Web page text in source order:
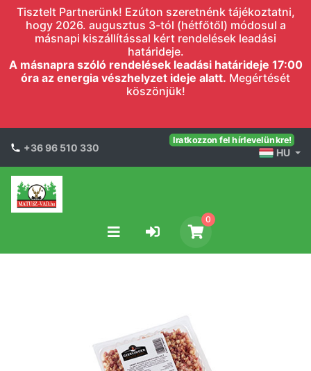
Tisztelt Partnerünk! Ezúton szeretnénk tájékoztatni,
hogy 2026. augusztus 3-tól (hétfőtől) módosul a
másnapi kiszállítással kért rendelések leadási
határideje.
A másnapra szóló rendelések leadási határideje 17:00
óra az energia vészhelyzet ideje alatt. Megértését
köszönjük!
+36 96 510 330
Iratkozzon fel hírlevelünkre!
HU
0